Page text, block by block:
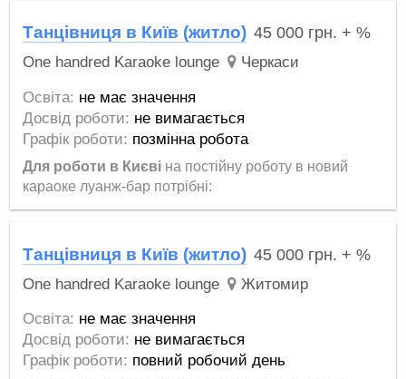
Танцівниця в Київ (житло) 45 000 грн. + %
One handred Karaoke lounge Черкаси
Освіта: не має значення
Досвід роботи: не вимагається
Графік роботи: позмінна робота
Для роботи в Києві на постійну роботу в новий
караоке луанж-бар потрібні:
Танцівниця в Київ (житло) 45 000 грн. + %
One handred Karaoke lounge Житомир
Освіта: не має значення
Досвід роботи: не вимагається
Графік роботи: повний робочий день